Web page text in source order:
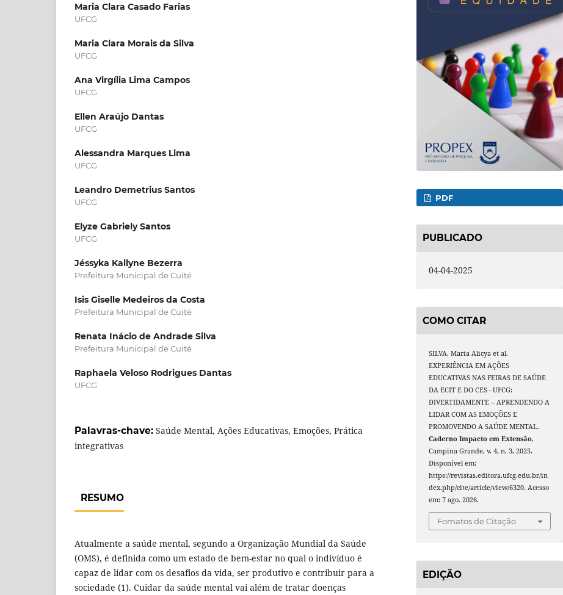
Maria Clara Casado Farias
UFCG
Maria Clara Morais da Silva
UFCG
Ana Virgília Lima Campos
UFCG
Ellen Araújo Dantas
UFCG
Alessandra Marques Lima
UFCG
Leandro Demetrius Santos
UFCG
Elyze Gabriely Santos
UFCG
Jéssyka Kallyne Bezerra
Prefeitura Municipal de Cuité
Isis Giselle Medeiros da Costa
Prefeitura Municipal de Cuité
Renata Inácio de Andrade Silva
Prefeitura Municipal de Cuité
Raphaela Veloso Rodrigues Dantas
UFCG
Palavras-chave: Saúde Mental, Ações Educativas, Emoções, Prática
integrativas
RESUMO
Atualmente a saúde mental, segundo a Organização Mundial da Saúde
(OMS), é definida como um estado de bem-estar no qual o indivíduo é
capaz de lidar com os desafios da vida, ser produtivo e contribuir para a
sociedade (1). Cuidar da saúde mental vai além de tratar doenças
PDF
PUBLICADO
04-04-2025
COMO CITAR
SILVA, Maria Alicya et al.
EXPERIÊNCIA EM AÇÕES
EDUCATIVAS NAS FEIRAS DE SAÚDE
DA ECIT E DO CES - UFCG:
DIVERTIDAMENTE – APRENDENDO A
LIDAR COM AS EMOÇÕES E
PROMOVENDO A SAÚDE MENTAL.
Caderno Impacto em Extensão,
Campina Grande, v. 4, n. 3, 2025.
Disponível em:
https://revistas.editora.ufcg.edu.br/in
dex.php/cite/article/view/6320. Acesso
em: 7 ago. 2026.
Fomatos de Citação
EDIÇÃO